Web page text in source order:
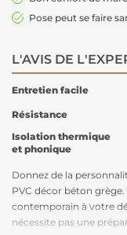
Pose peut se faire
L'AVIS DE
Entretien facile
Résistance
Isolation thermique
et phonique
Donnez de la
PVC décor béton
contemporain à votre
nécessite pas une